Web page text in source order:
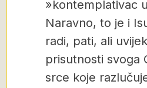
»kontemplativac
Naravno, to je i
radi, pati, ali
prisutnosti svoga
srce koje